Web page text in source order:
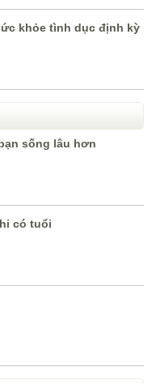
khỏe tình dục định kỳ
sống lâu hơn
có tuổi